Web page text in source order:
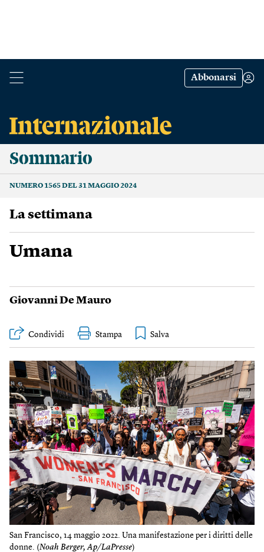
Abbonarsi
Sommario
NUMERO 1565 DEL 31 MAGGIO 2024
La settimana
Umana
Giovanni De Mauro
Condividi Stampa
San Francisco, 14 maggio 2022. Una manifestazione per i diritti delle
donne. (Noah Berger, Ap/LaPresse)